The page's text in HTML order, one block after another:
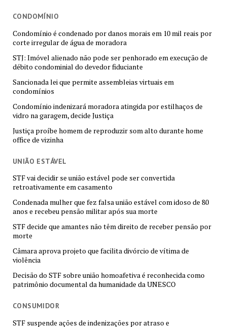
CONDOMÍNIO
Condomínio é condenado por danos morais em 10 mil reais por
corte irregular de água de moradora
STJ: Imóvel alienado não pode ser penhorado em execução de
débito condominial do devedor fiduciante
Sancionada lei que permite assembleias virtuais em
condomínios
Condomínio indenizará moradora atingida por estilhaços de
vidro na garagem, decide Justiça
Justiça proíbe homem de reproduzir som alto durante home
office de vizinha
UNIÃO ESTÁVEL
STF vai decidir se união estável pode ser convertida
retroativamente em casamento
Condenada mulher que fez falsa união estável com idoso de 80
anos e recebeu pensão militar após sua morte
STF decide que amantes não têm direito de receber pensão por
morte
Câmara aprova projeto que facilita divórcio de vítima de
violência
Decisão do STF sobre união homoafetiva é reconhecida como
patrimônio documental da humanidade da UNESCO
CONSUMIDOR
STF suspende ações de indenizações por atraso e